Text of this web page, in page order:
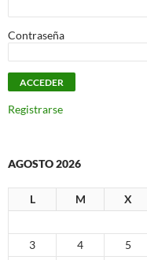
Contraseña
Registrarse
AGOSTO 2026
L M X
3
4 5